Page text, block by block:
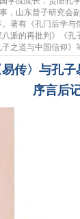
，山东曾子研究会
。著有《孔门后学
派的再批判》《孔
之道与中国信仰》
传〉与孔
序言后